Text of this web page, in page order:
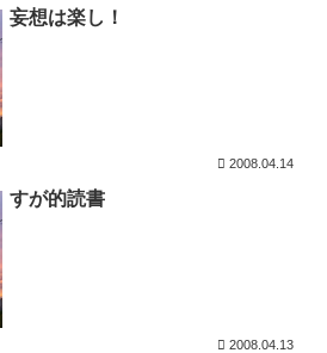
妄想は楽し！
2008.04.14
すが的読書
2008.04.13